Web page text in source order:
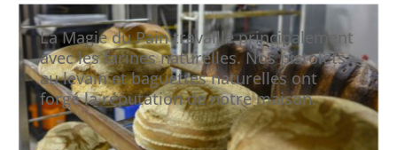
La Magie du Pain travaille principalement
avec les farines naturelles. Nos pistolets
au levain et baguettes naturelles ont
forgé la réputation de notre maison.